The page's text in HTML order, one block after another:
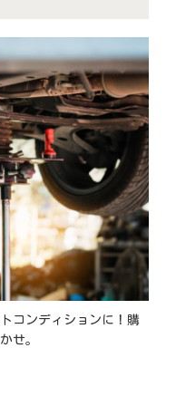
コンディションに！購
せ。